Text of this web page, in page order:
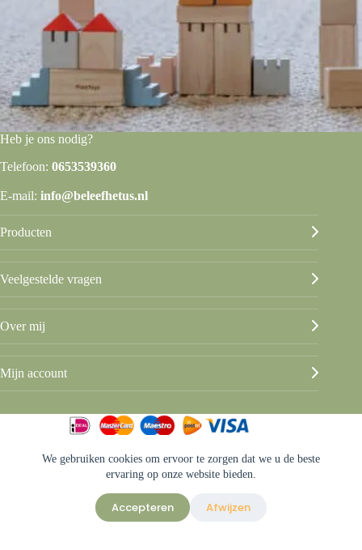
We gebruiken cookies om ervoor te zorgen dat we u de beste
ervaring op onze website bieden.
Accepteren Afwijzen
Heb je ons nodig?
Telefoon: 0653539360
E-mail: info@beleefhetus.nl
Producten
Veelgestelde vragen
Over mij
Mijn account
© Beleef het Us
Privacy & disclaimer
Sitemap